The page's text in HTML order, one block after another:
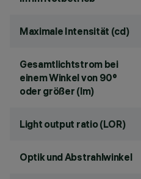
Maximale Intensität (cd)
Gesamtlichtstrom bei
einem Winkel von 90°
oder größer (lm)
Light output ratio (LOR)
Optik und Abstrahlwinkel